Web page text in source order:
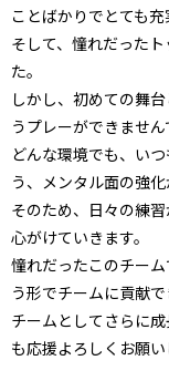
ことばかりでとても充
そして、憧れだった
た。
しかし、初めての舞
うプレーができません
どんな環境でも、い
う、メンタル面の強化
そのため、日々の練
心がけていきます。
憧れだったこのチー
う形でチームに貢献
チームとしてさらに
も応援よろしくお願い